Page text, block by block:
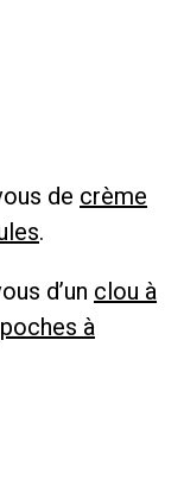
de crème
.
d’un clou à
poches à